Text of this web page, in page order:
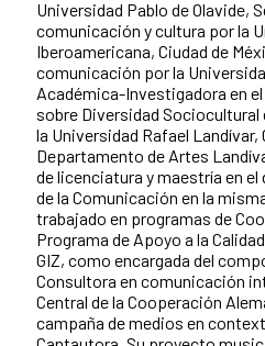
Universidad Pablo de Olavide,
comunicación y cultura por la
Iberoamericana, Ciudad de
comunicación por la
Académica-Investigadora en
sobre Diversidad Sociocultural
la Universidad Rafael
Departamento de Artes
de licenciatura y maestría en
de la Comunicación en la
trabajado en programas de
Programa de Apoyo a la
GIZ, como encargada del
Consultora en comunicación
Central de la Cooperación
campaña de medios en